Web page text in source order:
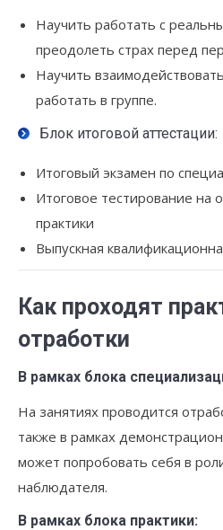
Научить работать с
преодолеть страх перед
Научить
работать в группе.
Блок итоговой аттестации:
Итоговый экзамен по
Итоговое тестирование на
практики
Выпускная
Как проходят
отработки
В рамках блока
На занятиях проводится
также в рамках
может попробовать себя в
наблюдателя.
В рамках блока практики: